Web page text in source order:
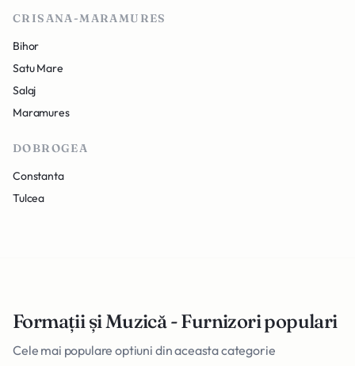
CRISANA-MARAMURES
Bihor
Satu Mare
Salaj
Maramures
DOBROGEA
Constanta
Tulcea
Formații și Muzică - Furnizori populari
Cele mai populare optiuni din aceasta categorie